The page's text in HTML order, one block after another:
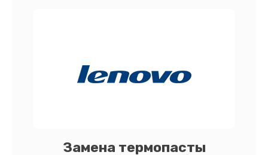
Замена термопасты